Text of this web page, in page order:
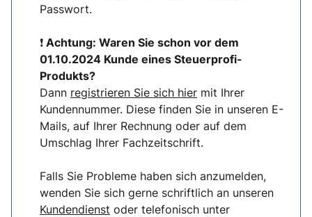
Passwort.
❗ Achtung: Waren Sie schon vor dem
01.10.2024 Kunde eines Steuerprofi-
Produkts?
Dann registrieren Sie sich hier mit Ihrer
Kundennummer. Diese finden Sie in unseren E-
Mails, auf Ihrer Rechnung oder auf dem
Umschlag Ihrer Fachzeitschrift.
Falls Sie Probleme haben sich anzumelden,
wenden Sie sich gerne schriftlich an unseren
Kundendienst oder telefonisch unter